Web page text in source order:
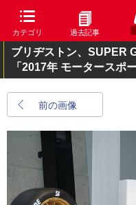
カテゴリ 過去記事
ブリヂストン、SUPER
「2017年 モータースポ
前の画像